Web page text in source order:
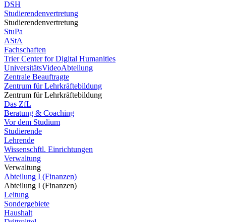
DSH
Studierendenvertretung
Studierendenvertretung
StuPa
AStA
Fachschaften
Trier Center for Digital Humanities
UniversitätsVideoAbteilung
Zentrale Beauftragte
Zentrum für Lehrkräftebildung
Zentrum für Lehrkräftebildung
Das ZfL
Beratung & Coaching
Vor dem Studium
Studierende
Lehrende
Wissenschftl. Einrichtungen
Verwaltung
Verwaltung
Abteilung I (Finanzen)
Abteilung I (Finanzen)
Leitung
Sondergebiete
Haushalt